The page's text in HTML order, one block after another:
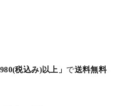
税込み)以上」 で送料無料